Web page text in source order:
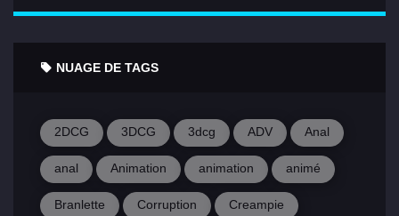
NUAGE DE TAGS
2DCG 3DCG 3dcg ADV Anal
anal Animation animation animé
Branlette Corruption Creampie